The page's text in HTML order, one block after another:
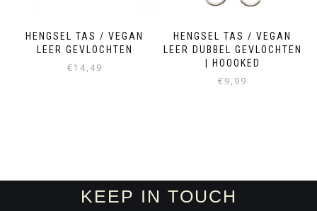
HENGSEL TAS / VEGAN
LEER GEVLOCHTEN
€14,49
HENGSEL TAS / VEGAN
LEER DUBBEL GEVLOCHTEN
| HOOOKED
€9,99
KEEP IN TOUCH